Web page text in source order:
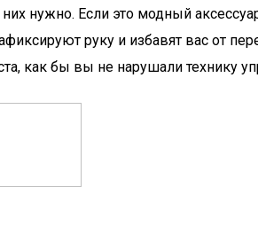
нужно. Если это модный
руку и избавят вас от
как бы вы не нарушали технику